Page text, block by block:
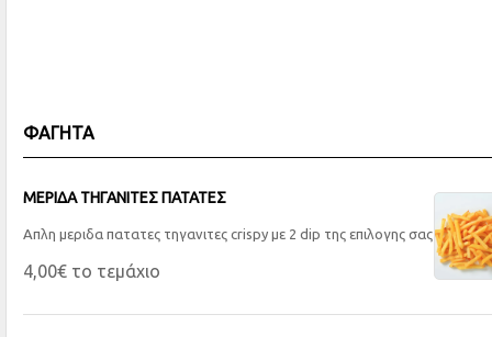
ΦΑΓΗΤΑ
MEΡΙΔΑ ΤΗΓΑΝΙΤΕΣ ΠΑΤΑΤΕΣ
Απλη μεριδα πατατες τηγανιτες crispy με 2 dip της επιλογης σας
4,00€ το τεμάχιο